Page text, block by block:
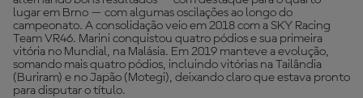
lugar em Brno — com algumas oscilações ao longo do
campeonato. A consolidação veio em 2018 com a SKY Racing
Team VR46. Marini conquistou quatro pódios e sua primeira
vitória no Mundial, na Malásia. Em 2019 manteve a evolução,
somando mais quatro pódios, incluindo vitórias na Tailândia
(Buriram) e no Japão (Motegi), deixando claro que estava pronto
para disputar o título.